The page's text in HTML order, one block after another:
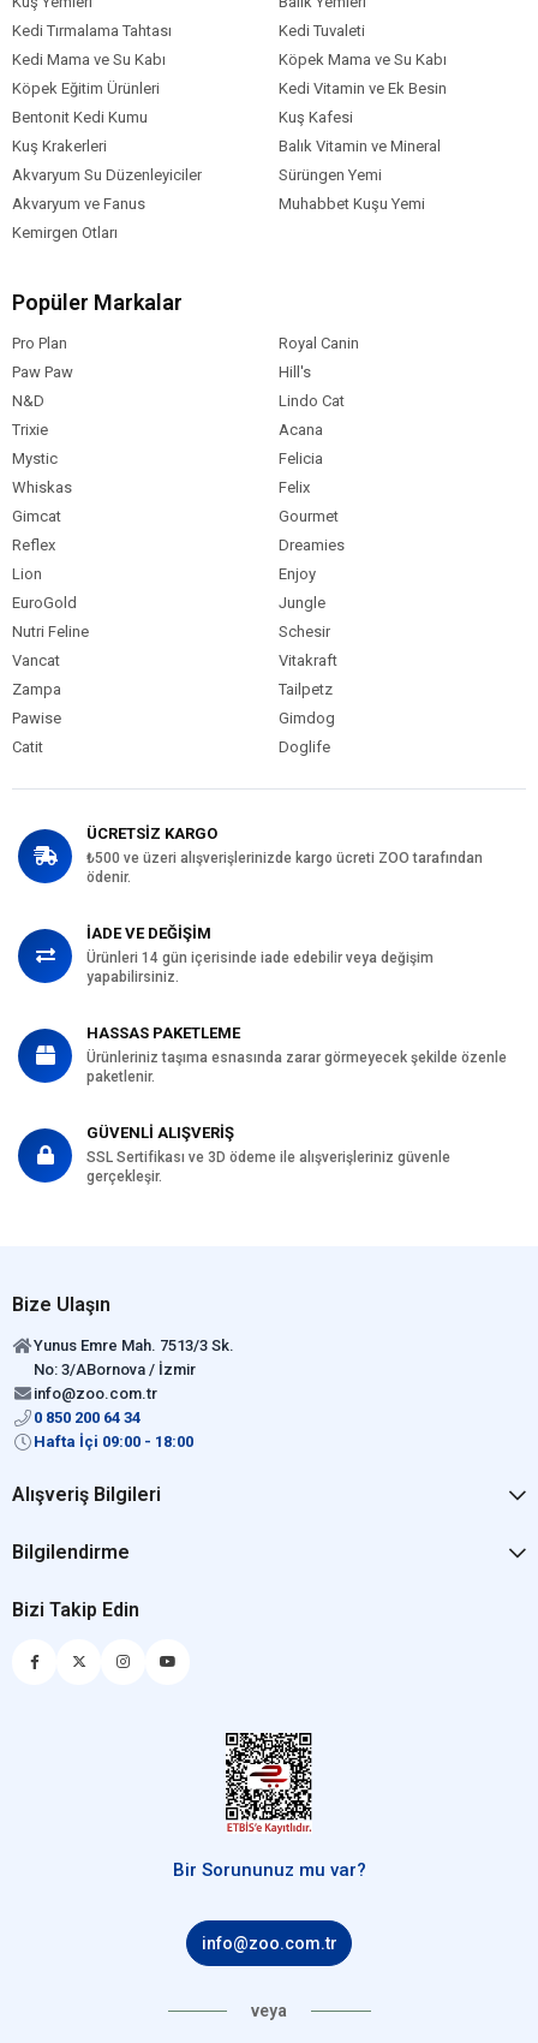
Kedi Tırmalama Tahtası
Kedi Tuvaleti
Kedi Mama ve Su Kabı
Köpek Mama ve Su Kabı
Köpek Eğitim Ürünleri
Kedi Vitamin ve Ek Besin
Bentonit Kedi Kumu
Kuş Kafesi
Kuş Krakerleri
Balık Vitamin ve Mineral
Akvaryum Su Düzenleyiciler
Sürüngen Yemi
Akvaryum ve Fanus
Muhabbet Kuşu Yemi
Kemirgen Otları
Popüler Markalar
Pro Plan
Royal Canin
Paw Paw
Hill's
N&D
Lindo Cat
Trixie
Acana
Mystic
Felicia
Whiskas
Felix
Gimcat
Gourmet
Reflex
Dreamies
Lion
Enjoy
EuroGold
Jungle
Nutri Feline
Schesir
Vancat
Vitakraft
Zampa
Tailpetz
Pawise
Gimdog
Catit
Doglife
ÜCRETSİZ KARGO
₺500 ve üzeri alışverişlerinizde kargo ücreti ZOO tarafından
ödenir.
İADE VE DEĞİŞİM
Ürünleri 14 gün içerisinde iade edebilir veya değişim
yapabilirsiniz.
HASSAS PAKETLEME
Ürünleriniz taşıma esnasında zarar görmeyecek şekilde özenle
paketlenir.
GÜVENLİ ALIŞVERİŞ
SSL Sertifikası ve 3D ödeme ile alışverişleriniz güvenle
gerçekleşir.
Bize Ulaşın
Yunus Emre Mah. 7513/3 Sk.
No: 3/ABornova / İzmir
info@zoo.com.tr
0 850 200 64 34
Hafta İçi 09:00 - 18:00
Alışveriş Bilgileri
Bilgilendirme
Bizi Takip Edin
Bir Sorununuz mu var?
info@zoo.com.tr
veya